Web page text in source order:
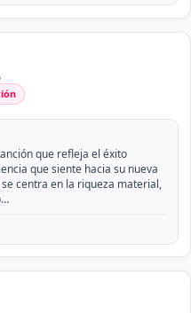
que refleja el éxito
que siente hacia su nueva
centra en la riqueza material,